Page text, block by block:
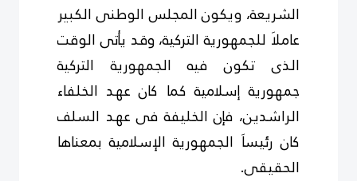
الشريعة، ويكون المجلس الوطنى الكبير
عاملاَ للجمهورية التركية، وقد يأتى الوقت
الذى تكون فيه الجمهورية التركية
جمهورية إسلامية كما كان عهد الخلفاء
الراشدين، فإن الخليفة فى عهد السلف
كان رئيساَ الجمهورية الإسلامية بمعناها
الحقيقى.